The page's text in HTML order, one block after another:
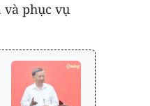
và phục vụ